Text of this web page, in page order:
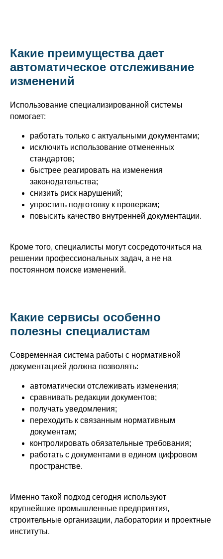
Какие преимущества дает
автоматическое отслеживание
изменений
Использование специализированной системы
помогает:
работать только с актуальными документами;
исключить использование отмененных
стандартов;
быстрее реагировать на изменения
законодательства;
снизить риск нарушений;
упростить подготовку к проверкам;
повысить качество внутренней документации.
Кроме того, специалисты могут сосредоточиться на
решении профессиональных задач, а не на
постоянном поиске изменений.
Какие сервисы особенно
полезны специалистам
Современная система работы с нормативной
документацией должна позволять:
автоматически отслеживать изменения;
сравнивать редакции документов;
получать уведомления;
переходить к связанным нормативным
документам;
контролировать обязательные требования;
работать с документами в едином цифровом
пространстве.
Именно такой подход сегодня используют
крупнейшие промышленные предприятия,
строительные организации, лаборатории и проектные
институты.